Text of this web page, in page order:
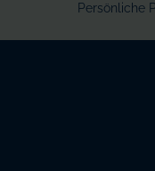
Persönliche